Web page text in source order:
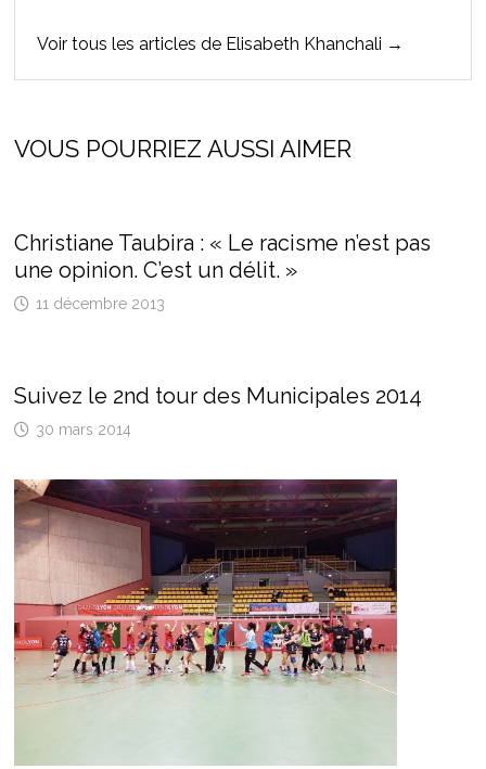
Voir tous les articles de Elisabeth Khanchali →
VOUS POURRIEZ AUSSI AIMER
Christiane Taubira : « Le racisme n’est pas
une opinion. C’est un délit. »
11 décembre 2013
Suivez le 2nd tour des Municipales 2014
30 mars 2014